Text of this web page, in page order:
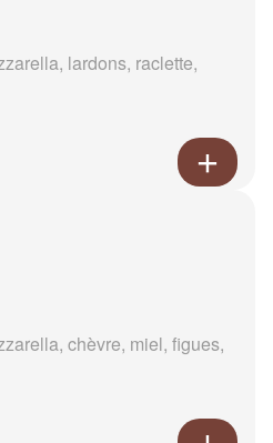
lardons, raclette,
chèvre, miel, figues,